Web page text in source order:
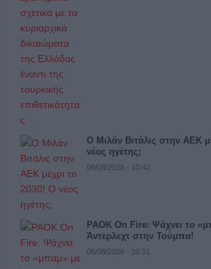
Ο Μιλάν Βιτάλις στην ΑΕΚ
νέος ηγέτης;
06/08/2026 - 10:42
PAOK On Fire: Ψάχνει το
Άντερλεχτ στην Τούμπα!
06/08/2026 - 10:31